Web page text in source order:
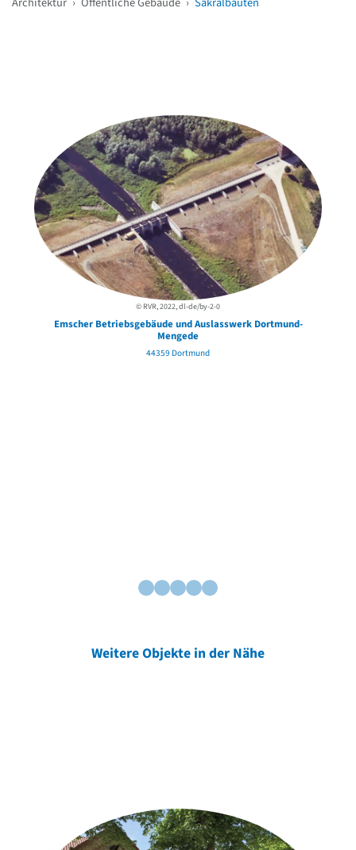
© RVR, 2022, dl-de/by-2-0
Emscher Betriebsgebäude und Auslasswerk Dortmund-
Mengede
44359 Dortmund
Weitere Objekte in der Nähe